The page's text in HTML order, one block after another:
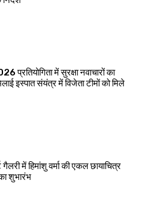
छात्रों पर कार्रवाई पर
सरकार जवाब दे : खरगे